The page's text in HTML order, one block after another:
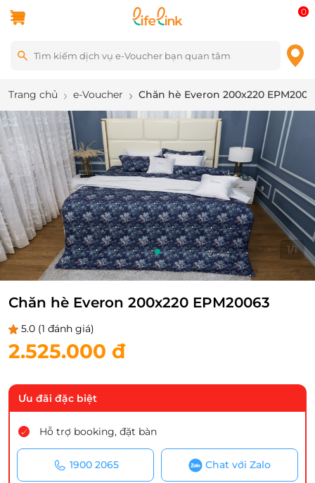
0
Trang chủ e-Voucher Chăn hè Everon 200x220
1/1
Chăn hè Everon 200x220 EPM20063
5.0 (1 đánh giá)
2.525.000 đ
Ưu đãi đặc biệt
Hỗ trợ booking, đặt bàn
1900 2065 Chat với Zalo